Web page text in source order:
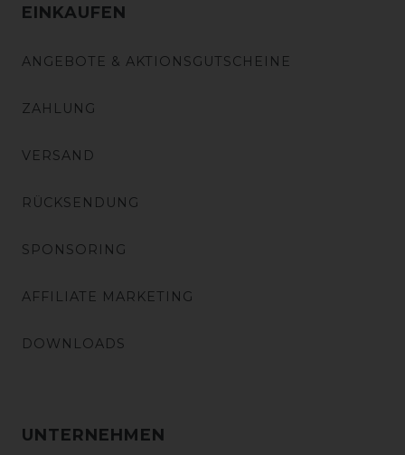
EINKAUFEN
ANGEBOTE & AKTIONSGUTSCHEINE
ZAHLUNG
VERSAND
RÜCKSENDUNG
SPONSORING
AFFILIATE MARKETING
DOWNLOADS
UNTERNEHMEN